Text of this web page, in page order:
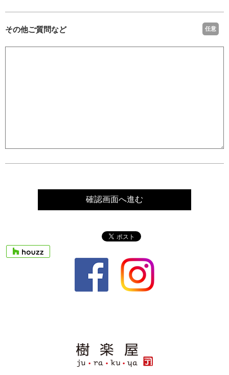
その他ご質問など 任意